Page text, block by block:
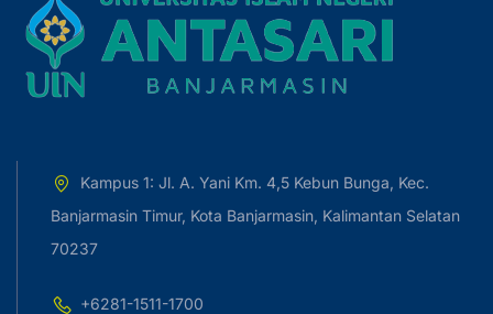
Kampus 1: Jl. A. Yani Km. 4,5 Kebun Bunga, Kec.
Banjarmasin Timur, Kota Banjarmasin, Kalimantan Selatan
70237
+6281-1511-1700